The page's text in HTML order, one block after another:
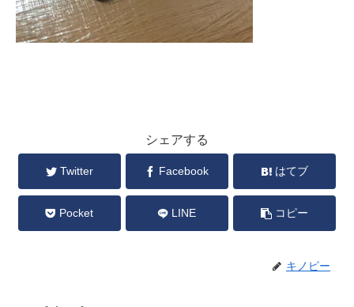
シェアする
Twitter Facebook はてブ
Pocket LINE コピー
キノピー